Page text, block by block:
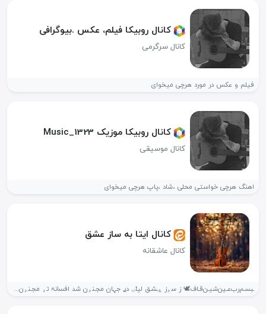
کانال روبیکا فیلم، عکس .بیوگرافی
کانال سرگرمی
فیلم و عکس در مورد هرچی میخوای
کانال روبیکا موزیک Music_1323
کانال موسیقی
اهنگ هرچی خواستی محلی ،شاد ،پاپ هرچی میخوای
کانال ایتا به ساز عشق
کانال عاشقانه
ـبسـم‌رب‌عـین‌شیـن‌قـاف🕊 ز سۅز ؏ـشـق لیݪۍ دࢪ جہان مجـنۅن شد افسانہ تۅ مجـنۅن...